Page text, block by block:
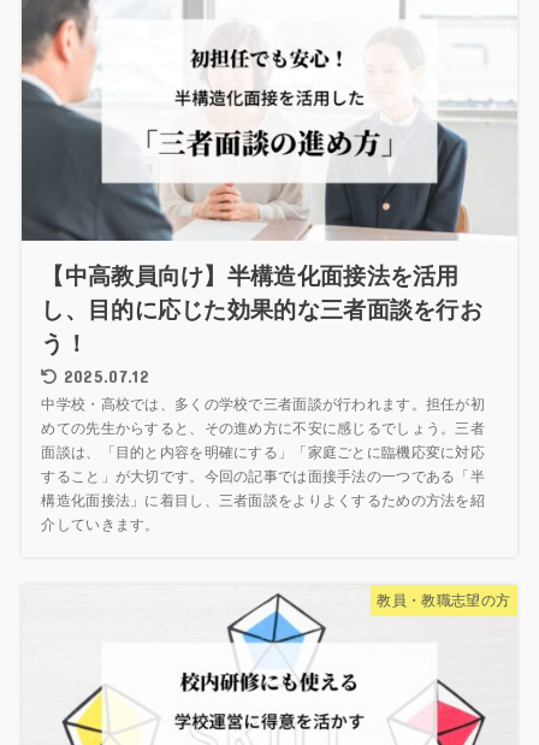
【中高教員向け】半構造化面接法を活用
し、目的に応じた効果的な三者面談を行お
う！
2025.07.12
中学校・高校では、多くの学校で三者面談が行われます。担任が初
めての先生からすると、その進め方に不安に感じるでしょう。三者
面談は、「目的と内容を明確にする」「家庭ごとに臨機応変に対応
すること」が大切です。今回の記事では面接手法の一つである「半
構造化面接法」に着目し、三者面談をよりよくするための方法を紹
介していきます。
教員・教職志望の方